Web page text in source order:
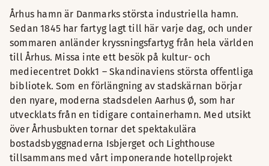
Århus hamn är Danmarks största industriella hamn.
Sedan 1845 har fartyg lagt till här varje dag, och under
sommaren anländer kryssningsfartyg från hela världen
till Århus. Missa inte ett besök på kultur- och
mediecentret Dokk1 – Skandinaviens största offentliga
bibliotek. Som en förlängning av stadskärnan börjar
den nyare, moderna stadsdelen Aarhus Ø, som har
utvecklats från en tidigare containerhamn. Med utsikt
över Århusbukten tornar det spektakulära
bostadsbyggnaderna Isbjerget och Lighthouse
tillsammans med vårt imponerande hotellprojekt